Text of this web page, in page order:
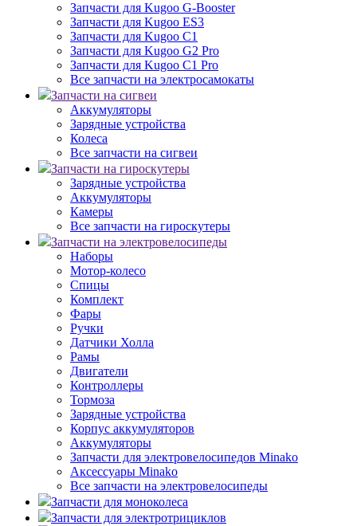
Запчасти для Kugoo G-Booster
Запчасти для Kugoo ES3
Запчасти для Kugoo C1
Запчасти для Kugoo G2 Pro
Запчасти для Kugoo C1 Pro
Все запчасти на электросамокаты
Запчасти на сигвеи
Аккумуляторы
Зарядные устройства
Колеса
Все запчасти на сигвеи
Запчасти на гироскутеры
Зарядные устройства
Аккумуляторы
Камеры
Все запчасти на гироскутеры
Запчасти на электровелосипеды
Наборы
Мотор-колесо
Спицы
Комплект
Фары
Ручки
Датчики Холла
Рамы
Двигатели
Контроллеры
Тормоза
Зарядные устройства
Корпус аккумуляторов
Аккумуляторы
Запчасти для электровелосипедов Minako
Аксессуары Minako
Все запчасти на электровелосипеды
Запчасти для моноколеса
Запчасти для электротрициклов